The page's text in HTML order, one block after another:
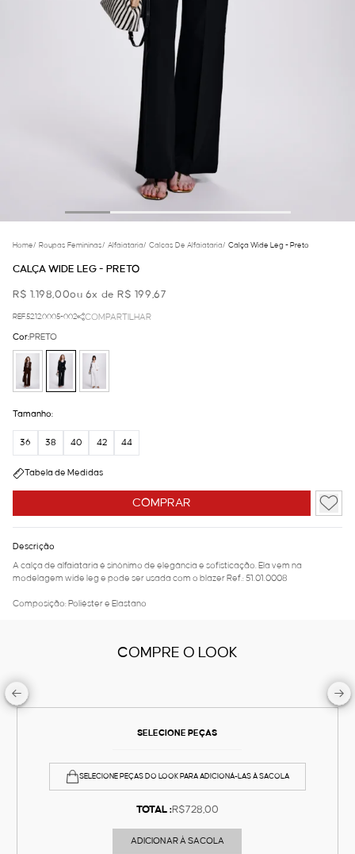
Home/ Roupas Femininas/ Alfaiataria/ Calcas De Alfaiataria/ Calça Wide Leg - Preto
CALÇA WIDE LEG - PRETO
R$ 1.198,00ou 6x de R$ 199,67
REF.52.12.0005-002 COMPARTILHAR
COMPRAR
Cor:PRETO
Tamanho:
36 38 40 42 44
Tabela de Medidas
Descrição
A calça de alfaiataria é sinônimo de elegância e sofisticação. Ela vem na
modelagem wide leg e pode ser usada com o blazer Ref.: 51.01.0008
Composição: Poliéster e Elastano
COMPRE O LOOK
SELECIONE PEÇAS
SELECIONE PEÇAS DO LOOK PARA ADICIONÁ-LAS À SACOLA
TOTAL :R$728,00
ADICIONAR À SACOLA